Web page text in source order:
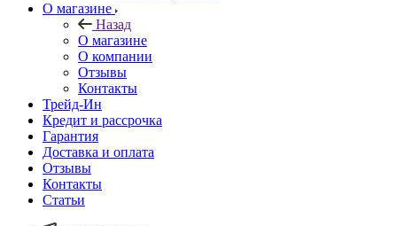
О магазине
Назад
О магазине
О компании
Отзывы
Контакты
Трейд-Ин
Кредит и рассрочка
Гарантия
Доставка и оплата
Отзывы
Контакты
Статьи